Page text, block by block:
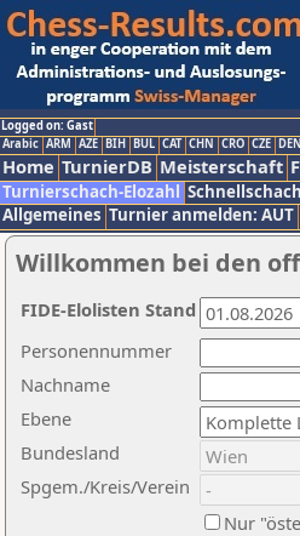
Logged on: Gast
Arabic ARM AZE BIH BUL CAT CHN CRO CZE DEN
Home TurnierDB Meisterschaft
Turnierschach-Elozahl
Allgemeines Turnier anmelden: AUT
Willkommen bei den
Nachname
Ebene
Personennummer
Bundesland
Spgem./Kreis/Verein
Nur
FIDE-Elolisten Stand